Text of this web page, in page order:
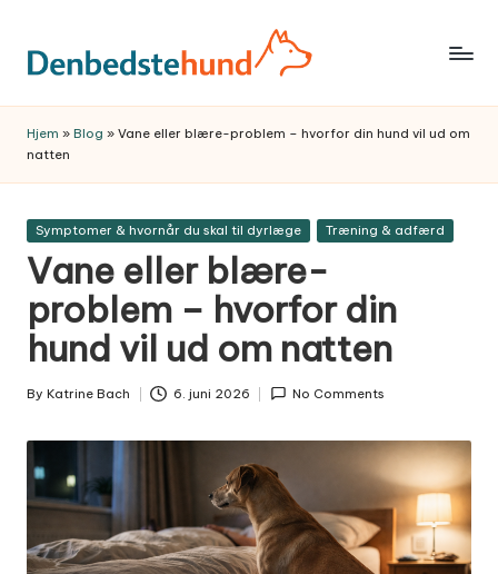
Skip
content
praktiske
hundeguider
og
til
et
bedre
hundeliv
–
fra
til
voksen.
Hjem » Blog » Vane eller blære-problem – hvorfor din hund vil ud om
natten
Posted
Symptomer & hvornår du skal til dyrlæge Træning & adfærd
Vane eller blære-
problem – hvorfor din
hund vil ud om natten
Posted
By Katrine Bach 6. juni 2026 No Comments